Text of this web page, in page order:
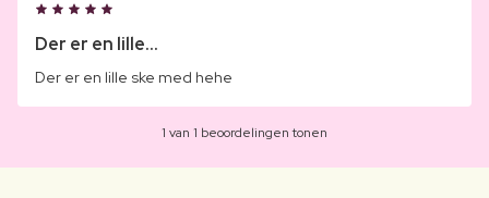
Der er en lille...
Der er en lille ske med hehe
1 van 1 beoordelingen tonen